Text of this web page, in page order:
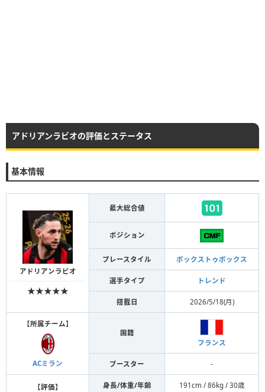
アドリアンラビオの評価とステータス
基本情報
アドリアンラビオ
★★★★★
最大総合値
ポジション
プレースタイル ボックストゥボックス
選手タイプ トレンド
搭載日 2026/5/18(月)
【所属チーム】
ACミラン
国籍
フランス
ブースター -
【評価】 身長/体重/年齢 191cm / 86kg / 30歳